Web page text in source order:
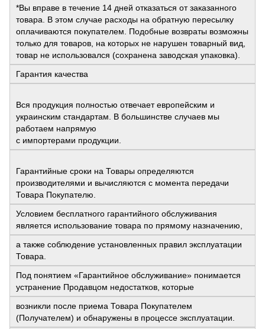
*Вы вправе в течение 14 дней отказаться от заказанного
товара. В этом случае расходы на обратную пересылку
оплачиваются покупателем. Подобные возвраты возможны
только для товаров, на которых не нарушен товарный вид,
товар не использовался (сохранена заводская упаковка).
Гарантия качества
Вся продукция полностью отвечает европейским и
украинским стандартам. В большинстве случаев мы
работаем напрямую
с импортерами продукции.
Гарантийные сроки на Товары определяются
производителями и вычисляются с момента передачи
Товара Покупателю.
Условием бесплатного гарантийного обслуживания
является использование товара по прямому назначению,
а также соблюдение установленных правил эксплуатации
Товара.
Под понятием «Гарантийное обслуживание» понимается
устранение Продавцом недостатков, которые
возникли после приема Товара Покупателем
(Получателем) и обнаружены в процессе эксплуатации.